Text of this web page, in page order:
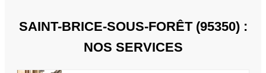
SAINT-BRICE-SOUS-FORÊT (95350) :
NOS SERVICES